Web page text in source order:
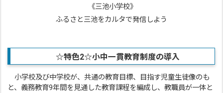
《三池小学校》
ふるさと三池をカルタで発信しよう
☆特色2☆小中一貫教育制度の導入
小学校及び中学校が、共通の教育目標、目指す児童生徒像のも
と、義務教育9年間を見通した教育課程を編成し、教職員が一体と